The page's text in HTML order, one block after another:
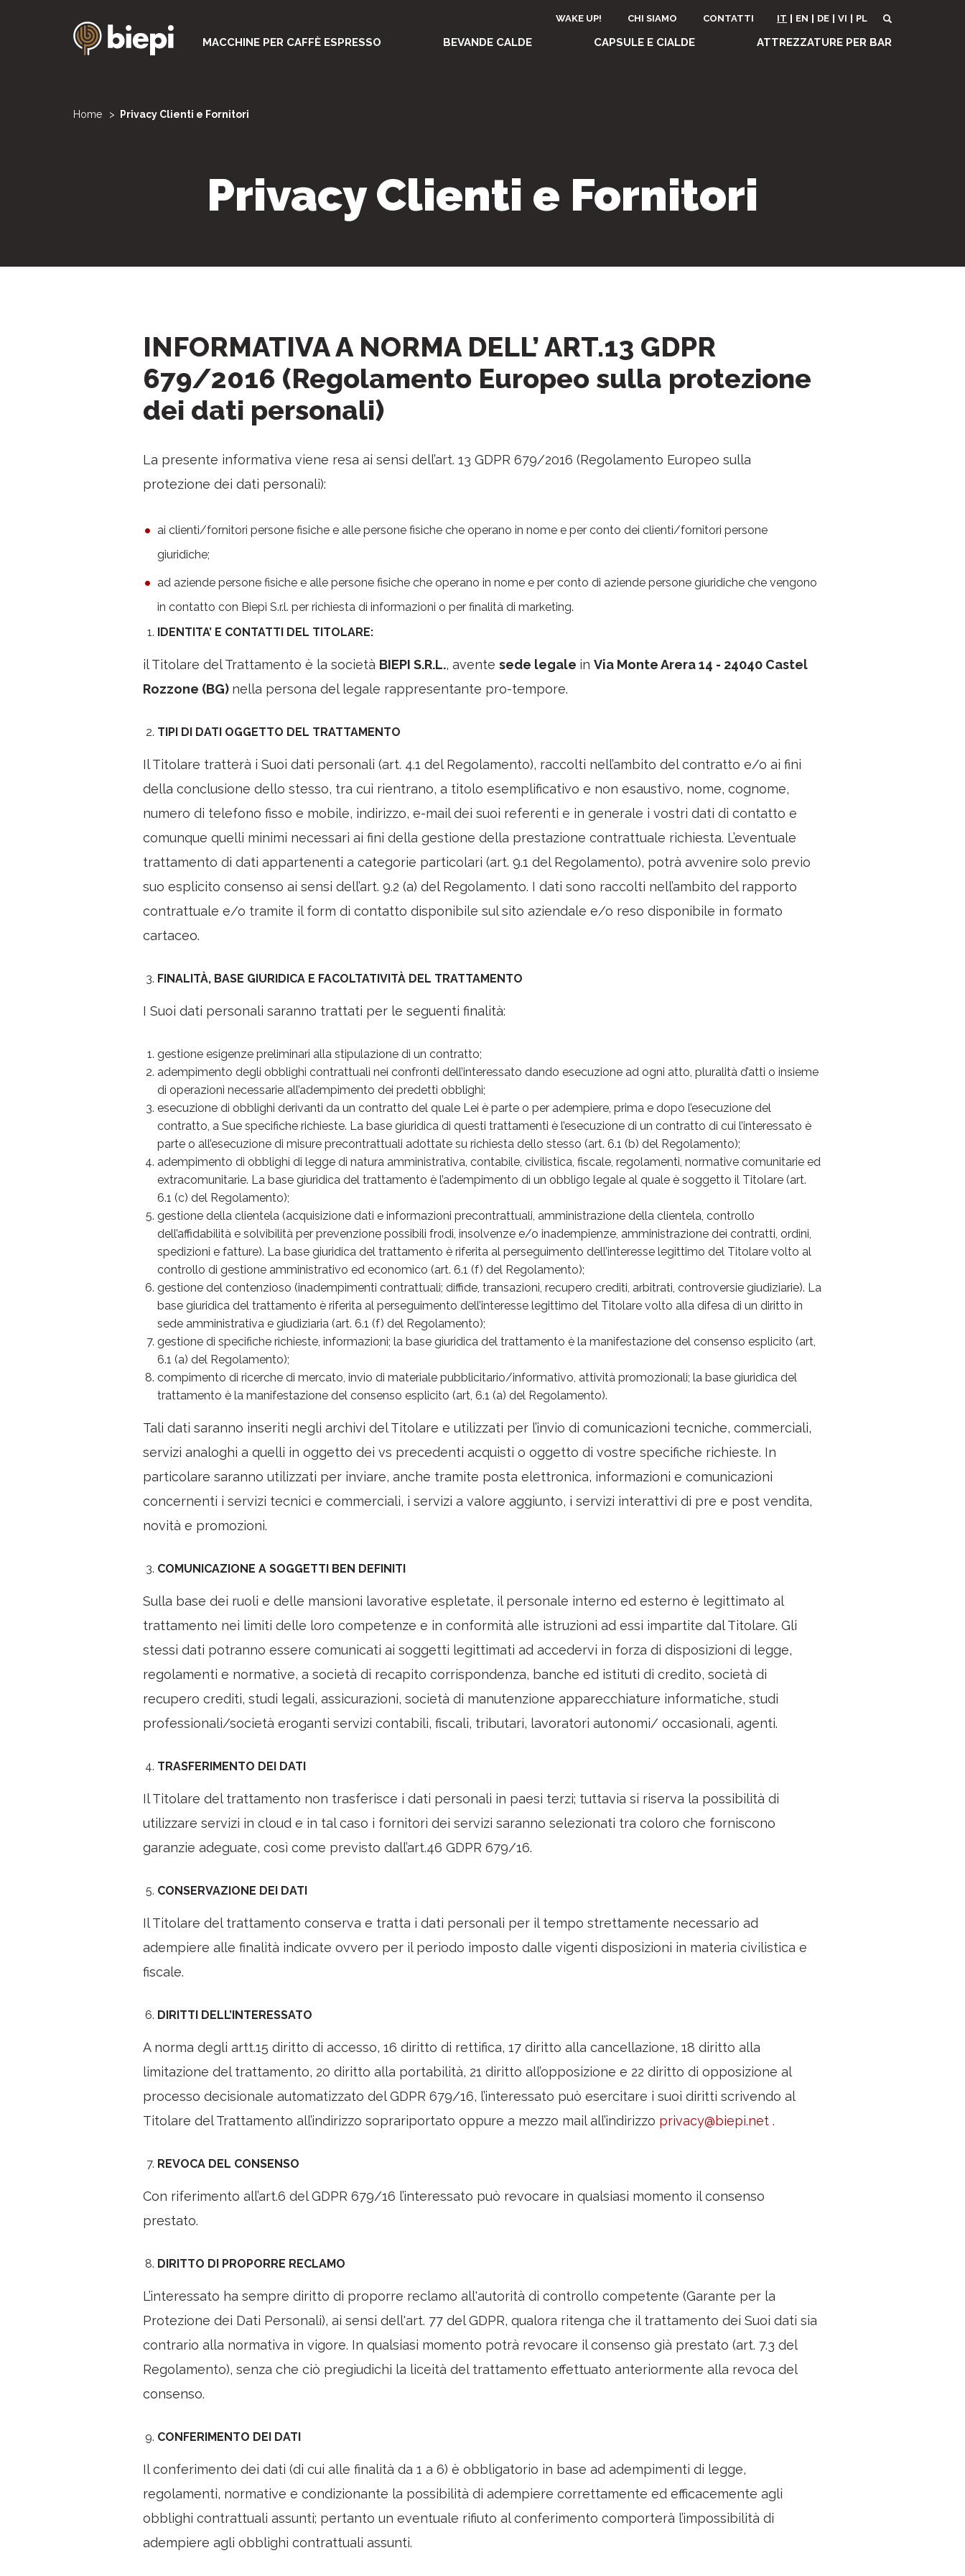
You
Home Privacy Clienti e Fornitori
Privacy Clienti e Fornitori
INFORMATIVA A NORMA DELL’ ART.13 GDPR
679/2016 (Regolamento Europeo sulla protezione
dei dati personali)
La presente informativa viene resa ai sensi dell’art. 13 GDPR 679/2016 (Regolamento Europeo sulla
protezione dei dati personali):
ai clienti/fornitori persone fisiche e alle persone fisiche che operano in nome e per conto dei clienti/fornitori persone
giuridiche;
ad aziende persone fisiche e alle persone fisiche che operano in nome e per conto di aziende persone giuridiche che vengono
in contatto con Biepi S.r.l. per richiesta di informazioni o per finalità di marketing.
IDENTITA’ E CONTATTI DEL TITOLARE:
il Titolare del Trattamento è la società BIEPI S.R.L., aventesede legale inVia Monte Arera 14 - 24040 Castel
Rozzone (BG) nella persona del legale rappresentante pro-tempore.
TIPI DI DATI OGGETTO DEL TRATTAMENTO
Il Titolare tratterà i Suoi dati personali (art. 4.1 del Regolamento), raccolti nell’ambito del contratto e/o ai fini
della conclusione dello stesso, tra cui rientrano, a titolo esemplificativo e non esaustivo, nome, cognome,
numero di telefono fisso e mobile, indirizzo, e-mail dei suoi referenti e in generale i vostri dati di contatto e
comunque quelli minimi necessari ai fini della gestione della prestazione contrattuale richiesta. L’eventuale
trattamento di dati appartenenti a categorie particolari (art. 9.1 del Regolamento), potrà avvenire solo previo
suo esplicito consenso ai sensi dell’art. 9.2 (a) del Regolamento. I dati sono raccolti nell’ambito del rapporto
contrattuale e/o tramite il form di contatto disponibile sul sito aziendale e/o reso disponibile in formato
cartaceo.
FINALITÀ, BASE GIURIDICA E FACOLTATIVITÀ DEL TRATTAMENTO
I Suoi dati personali saranno trattati per le seguenti finalità:
gestione esigenze preliminari alla stipulazione di un contratto;
adempimento degli obblighi contrattuali nei confronti dell’interessato dando esecuzione ad ogni atto, pluralità d’atti o insieme
di operazioni necessarie all’adempimento dei predetti obblighi;
esecuzione di obblighi derivanti da un contratto del quale Lei è parte o per adempiere, prima e dopo l’esecuzione del
contratto, a Sue specifiche richieste. La base giuridica di questi trattamenti è l’esecuzione di un contratto di cui l’interessato è
parte o all’esecuzione di misure precontrattuali adottate su richiesta dello stesso (art. 6.1 (b) del Regolamento);
adempimento di obblighi di legge di natura amministrativa, contabile, civilistica, fiscale, regolamenti, normative comunitarie ed
extracomunitarie. La base giuridica del trattamento è l’adempimento di un obbligo legale al quale è soggetto il Titolare (art.
6.1 (c) del Regolamento);
gestione della clientela (acquisizione dati e informazioni precontrattuali, amministrazione della clientela, controllo
dell’affidabilità e solvibilità per prevenzione possibili frodi, insolvenze e/o inadempienze, amministrazione dei contratti, ordini,
spedizioni e fatture). La base giuridica del trattamento è riferita al perseguimento dell’interesse legittimo del Titolare volto al
controllo di gestione amministrativo ed economico (art. 6.1 (f) del Regolamento);
gestione del contenzioso (inadempimenti contrattuali; diffide, transazioni, recupero crediti, arbitrati, controversie giudiziarie). La
base giuridica del trattamento è riferita al perseguimento dell’interesse legittimo del Titolare volto alla difesa di un diritto in
sede amministrativa e giudiziaria (art. 6.1 (f) del Regolamento);
gestione di specifiche richieste, informazioni; la base giuridica del trattamento è la manifestazione del consenso esplicito (art,
6.1 (a) del Regolamento);
compimento di ricerche di mercato, invio di materiale pubblicitario/informativo, attività promozionali; la base giuridica del
trattamento è la manifestazione del consenso esplicito (art, 6.1 (a) del Regolamento).
Tali dati saranno inseriti negli archivi del Titolare e utilizzati per l’invio di comunicazioni tecniche, commerciali,
servizi analoghi a quelli in oggetto dei vs precedenti acquisti o oggetto di vostre specifiche richieste. In
particolare saranno utilizzati per inviare, anche tramite posta elettronica, informazioni e comunicazioni
concernenti i servizi tecnici e commerciali, i servizi a valore aggiunto, i servizi interattivi di pre e post vendita,
novità e promozioni.
COMUNICAZIONE A SOGGETTI BEN DEFINITI
Sulla base dei ruoli e delle mansioni lavorative espletate, il personale interno ed esterno è legittimato al
trattamento nei limiti delle loro competenze e in conformità alle istruzioni ad essi impartite dal Titolare. Gli
stessi dati potranno essere comunicati ai soggetti legittimati ad accedervi in forza di disposizioni di legge,
regolamenti e normative, a società di recapito corrispondenza, banche ed istituti di credito, società di
recupero crediti, studi legali, assicurazioni, società di manutenzione apparecchiature informatiche, studi
professionali/società eroganti servizi contabili, fiscali, tributari, lavoratori autonomi/ occasionali, agenti.
TRASFERIMENTO DEI DATI
Il Titolare del trattamento non trasferisce i dati personali in paesi terzi; tuttavia si riserva la possibilità di
utilizzare servizi in cloud e in tal caso i fornitori dei servizi saranno selezionati tra coloro che forniscono
garanzie adeguate, così come previsto dall’art.46 GDPR 679/16.
CONSERVAZIONE DEI DATI
Il Titolare del trattamento conserva e tratta i dati personali per il tempo strettamente necessario ad
adempiere alle finalità indicate ovvero per il periodo imposto dalle vigenti disposizioni in materia civilistica e
fiscale.
DIRITTI DELL’INTERESSATO
A norma degli artt.15 diritto di accesso, 16 diritto di rettifica, 17 diritto alla cancellazione, 18 diritto alla
limitazione del trattamento, 20 diritto alla portabilità, 21 diritto all’opposizione e 22 diritto di opposizione al
processo decisionale automatizzato del GDPR 679/16, l’interessato può esercitare i suoi diritti scrivendo al
Titolare del Trattamento all’indirizzo soprariportato oppure a mezzo mail all’indirizzo privacy@biepi.net .
REVOCA DEL CONSENSO
Con riferimento all’art.6 del GDPR 679/16 l’interessato può revocare in qualsiasi momento il consenso
prestato.
DIRITTO DI PROPORRE RECLAMO
L’interessato ha sempre diritto di proporre reclamo all'autorità di controllo competente (Garante per la
Protezione dei Dati Personali), ai sensi dell'art. 77 del GDPR, qualora ritenga che il trattamento dei Suoi dati sia
contrario alla normativa in vigore. In qualsiasi momento potrà revocare il consenso già prestato (art. 7.3 del
Regolamento), senza che ciò pregiudichi la liceità del trattamento effettuato anteriormente alla revoca del
consenso.
CONFERIMENTO DEI DATI
Il conferimento dei dati (di cui alle finalità da 1 a 6) è obbligatorio in base ad adempimenti di legge,
regolamenti, normative e condizionante la possibilità di adempiere correttamente ed efficacemente agli
obblighi contrattuali assunti; pertanto un eventuale rifiuto al conferimento comporterà l’impossibilità di
adempiere agli obblighi contrattuali assunti.
Header
WAKE UP! CHI SIAMO CONTATTI IT EN DE VI PL
Navigazione
MACCHINE PER CAFFÈ ESPRESSO BEVANDE CALDE CAPSULE E CIALDE ATTREZZATURE PER BAR